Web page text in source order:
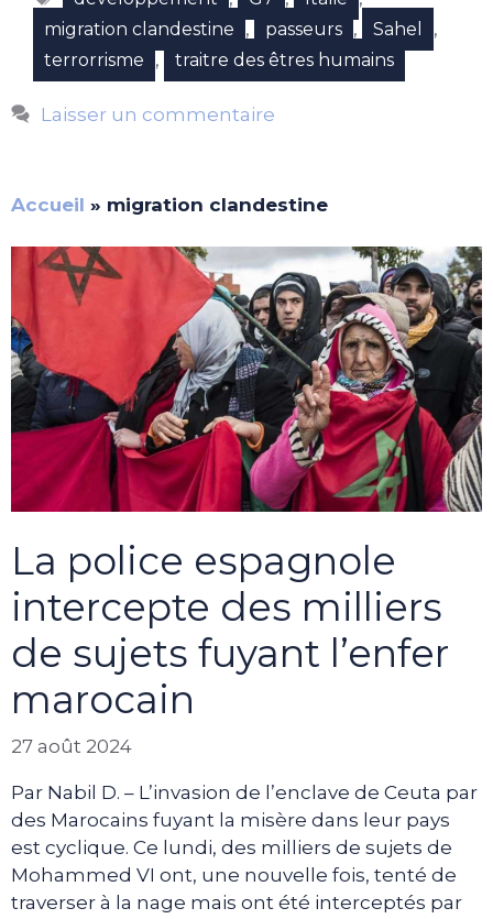
migration clandestine , passeurs , Sahel ,
terrorrisme , traitre des êtres humains
Laisser un commentaire
Accueil » migration clandestine
La police espagnole
intercepte des milliers
de sujets fuyant l’enfer
marocain
27 août 2024
Par Nabil D. – L’invasion de l’enclave de Ceuta par
des Marocains fuyant la misère dans leur pays
est cyclique. Ce lundi, des milliers de sujets de
Mohammed VI ont, une nouvelle fois, tenté de
traverser à la nage mais ont été interceptés par